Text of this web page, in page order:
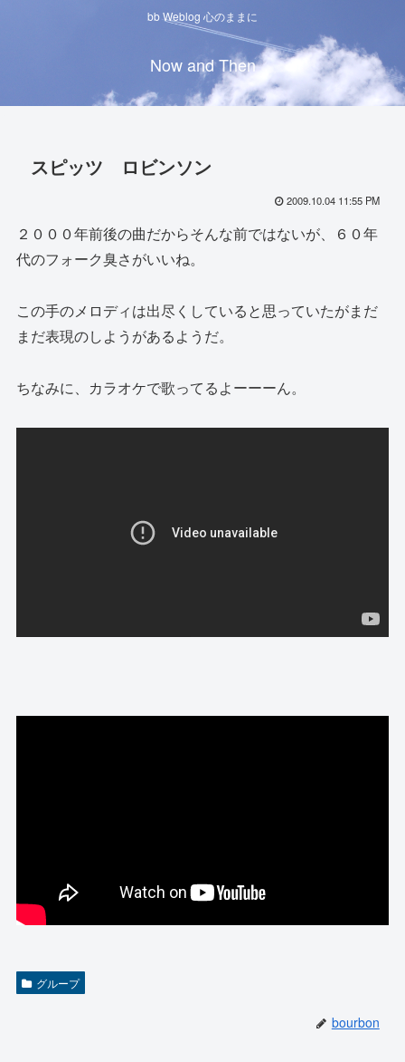
bb Weblog 心のままに
Now and Then
スピッツ ロビンソン
2009.10.04 11:55 PM
２０００年前後の曲だからそんな前ではないが、６０年
代のフォーク臭さがいいね。
この手のメロディは出尽くしていると思っていたがまだ
まだ表現のしようがあるようだ。
ちなみに、カラオケで歌ってるよーーーん。
グループ
bourbon